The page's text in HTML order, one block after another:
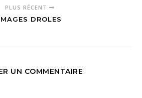
PLUS RÉCENT
DROLES
UN COMMENTAIRE